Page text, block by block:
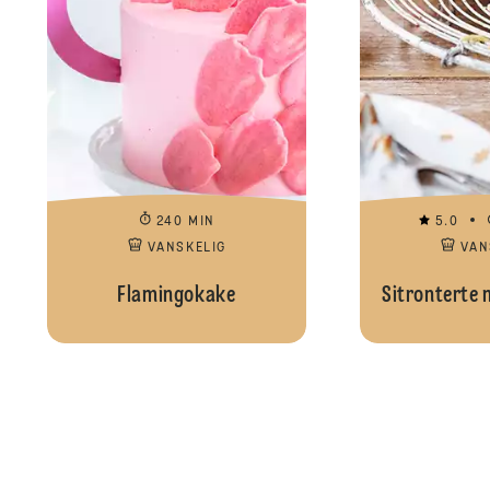
240 MIN
VANSKELIG
Flamingokake
5.0
Sitronterte